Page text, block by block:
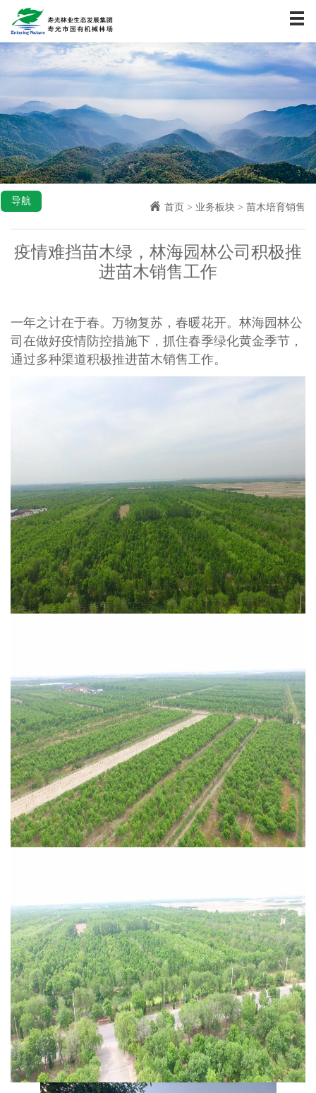
关于我们
资讯中心
业务板块
社会责任
企业文化
人力资源
导航
首页 > 业务板块 > 苗木培育销售
疫情难挡苗木绿，林海园林公司积极推
进苗木销售工作
一年之计在于春。万物复苏，春暖花开。林海园林公
司在做好疫情防控措施下，抓住春季绿化黄金季节，
通过多种渠道积极推进苗木销售工作。